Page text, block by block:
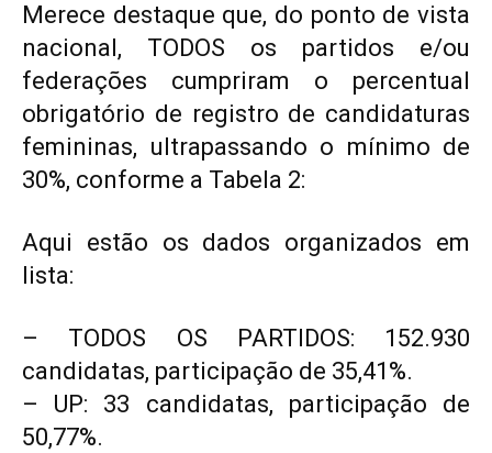
Merece destaque que, do ponto de vista
nacional, TODOS os partidos e/ou
federações cumpriram o percentual
obrigatório de registro de candidaturas
femininas, ultrapassando o mínimo de
30%, conforme a Tabela 2:
Aqui estão os dados organizados em
lista:
– TODOS OS PARTIDOS: 152.930
candidatas, participação de 35,41%.
– UP: 33 candidatas, participação de
50,77%.